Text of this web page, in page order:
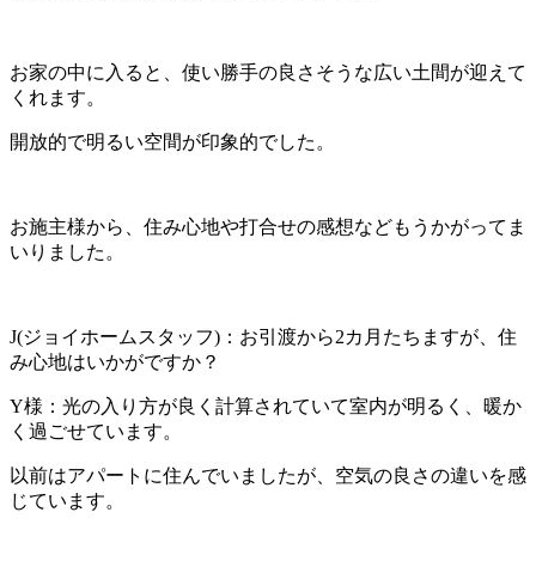
お家の中に入ると、使い勝手の良さそうな広い土間が迎えて
くれます。
開放的で明るい空間が印象的でした。
お施主様から、住み心地や打合せの感想などもうかがってま
いりました。
J(ジョイホームスタッフ)：お引渡から2カ月たちますが、住
み心地はいかがですか？
Y様：光の入り方が良く計算されていて室内が明るく、暖か
く過ごせています。
以前はアパートに住んでいましたが、空気の良さの違いを感
じています。